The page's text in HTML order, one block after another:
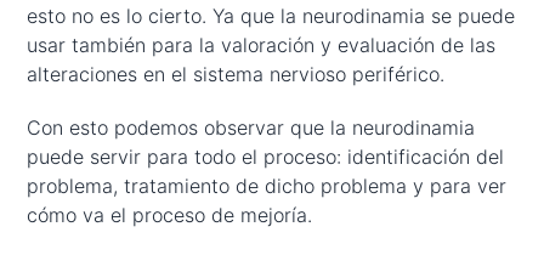
esto no es lo cierto. Ya que la neurodinamia se puede
usar también para la valoración y evaluación de las
alteraciones en el sistema nervioso periférico.
Con esto podemos observar que la neurodinamia
puede servir para todo el proceso: identificación del
problema, tratamiento de dicho problema y para ver
cómo va el proceso de mejoría.